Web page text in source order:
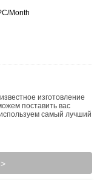
Month
изготовление
поставить вас
самый лучший